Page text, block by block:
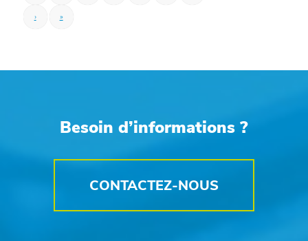
› »
Besoin d’informations ?
CONTACTEZ-NOUS